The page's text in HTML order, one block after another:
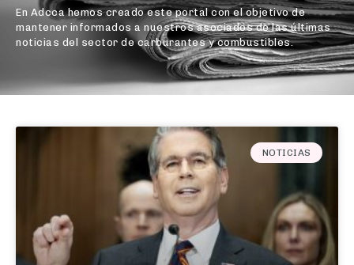
En Adcca hemos creado este portal con el objetivo de
mantener informados a nuestros asociados de las últimas
noticias del sector de carburantes y combustibles.
NOTICIAS